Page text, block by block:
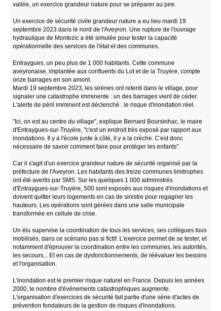
vallée, un exercice grandeur nature pour se préparer au pire.
Un exercice de sécurité civile grandeur nature a eu lieu mardi 19
septembre 2023 dans le nord de l'Aveyron. Une rupture de l'ouvrage
hydraulique de Montezic a été simulée pour tester la capacité
opérationnelle des services de l'état et des communes.
Entraygues, un peu plus de 1 000 habitants. Cette commune
aveyronaise, implantée aux confluents du Lot et de la Truyère, compte
onze barrages en son amont.
Mardi 19 septembre 2023, les sirènes ont retenti dans le village, pour
signaler une catastrophe imminente : un des barrages vient de céder.
L'alerte de péril imminent est déclenché : le risque d'inondation réel.
"Ici, on est au centre du village", explique Bernard Boursinhac, le maire
d'Entraygues-sur-Truyère, "c'est un endroit très exposé par rapport aux
inondations. Il y a l'école juste à côté, il y a la crèche. C'est donc
nécessaire de savoir comment faire pour protéger les enfants".
Car il s'agit d'un exercice grandeur nature de sécurité organisé par la
préfecture de l'Aveyron. Les habitants des treize communes limitrophes
ont été avertis par SMS. Sur les quelques 1 000 administrés
d'Entraygues-sur-Truyère, 500 sont exposés aux risques d'inondations et
doivent quitter leurs logements en cas de sinistre pour regagner les
hauteurs. Les opérations sont gérées dans une salle municipale
transformée en cellule de crise.
Un élu supervise la coordination de tous les services, ses collègues tous
mobilisés, dans ce scénario pas si fictif. L'exercice permet de se tester, et
notamment d'éprouver la coordination entre les communes, les autorités,
les secours... Et en cas de dysfonctionnements, de réévaluer les besoins
et l'organisation.
L'inondation est le premier risque naturel en France. Depuis les années
2000, le nombre d'événements catastrophiques augmente.
L'organisation d'exercices de sécurité fait partie d'une série d'actes de
prévention fondateurs de la gestion de risques d'inondations.